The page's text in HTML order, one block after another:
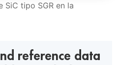
SiC tipo SGR en la
reference data